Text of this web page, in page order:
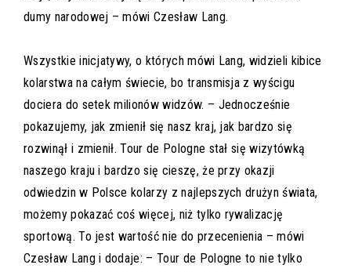
dumy narodowej – mówi Czesław Lang.
Wszystkie inicjatywy, o których mówi Lang, widzieli kibice
kolarstwa na całym świecie, bo transmisja z wyścigu
dociera do setek milionów widzów. – Jednocześnie
pokazujemy, jak zmienił się nasz kraj, jak bardzo się
rozwinął i zmienił. Tour de Pologne stał się wizytówką
naszego kraju i bardzo się cieszę, że przy okazji
odwiedzin w Polsce kolarzy z najlepszych drużyn świata,
możemy pokazać coś więcej, niż tylko rywalizację
sportową. To jest wartość nie do przecenienia – mówi
Czesław Lang i dodaje: – Tour de Pologne to nie tylko